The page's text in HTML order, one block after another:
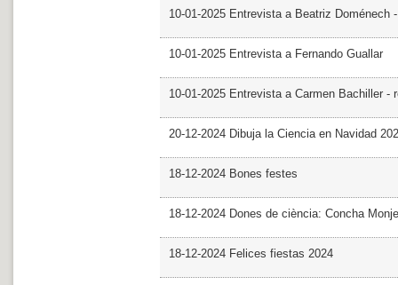
10-01-2025 Entrevista a Beatriz Doménech
10-01-2025 Entrevista a Fernando Guallar
10-01-2025 Entrevista a Carmen Bachiller -
20-12-2024 Dibuja la Ciencia en Navidad
18-12-2024 Bones festes
18-12-2024 Dones de ciència: Concha Monje
18-12-2024 Felices fiestas 2024